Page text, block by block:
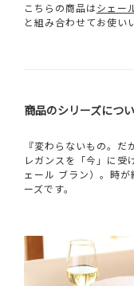
こちらの商品はシェー
と組み合わせてお使い
商品のシリーズにつ
『変わらないもの。
レガンスを「今」に
ェール ブラン）。時
ーズです。